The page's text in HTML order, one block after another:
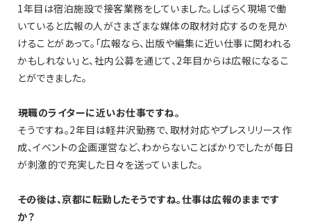
1年目は宿泊施設で接客業務をしていました。しばらく現場で働
いていると広報の人がさまざまな媒体の取材対応するのを見か
けることがあって。「広報なら、出版や編集に近い仕事に関われる
かもしれない」と、社内公募を通じて、2年目からは広報になるこ
とができました。
――現職のライターに近いお仕事ですね。
そうですね。2年目は軽井沢勤務で、取材対応やプレスリリース作
成、イベントの企画運営など、わからないことばかりでしたが毎日
が刺激的で充実した日々を送っていました。
――その後は、京都に転勤したそうですね。仕事は広報のままです
か？